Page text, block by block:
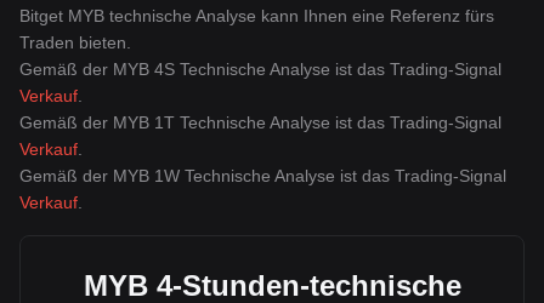
Bitget MYB technische Analyse kann Ihnen eine Referenz fürs
Traden bieten.
Gemäß der MYB 4S Technische Analyse ist das Trading-Signal
Verkauf
Gemäß der MYB 1T Technische Analyse ist das Trading-Signal
Verkauf
Gemäß der MYB 1W Technische Analyse ist das Trading-Signal
Verkauf
MYB 4-Stunden-technische